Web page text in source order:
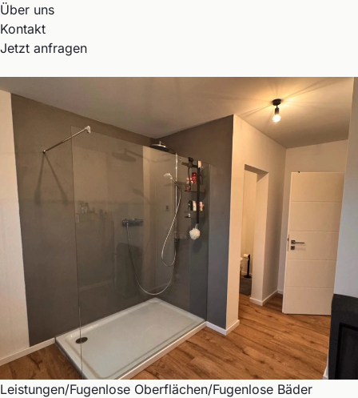
Über uns
Kontakt
Jetzt anfragen
Leistungen/Fugenlose Oberflächen/Fugenlose Bäder